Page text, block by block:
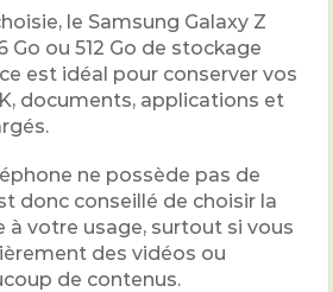
le Samsung Galaxy Z
Go ou 512 Go de stockage
est idéal pour conserver vos
documents, applications et
ne possède pas de
donc conseillé de choisir la
à votre usage, surtout si vous
des vidéos ou
de contenus.